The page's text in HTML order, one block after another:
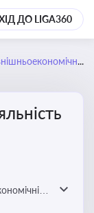
ДО LIGA360
діяльність
послуг,